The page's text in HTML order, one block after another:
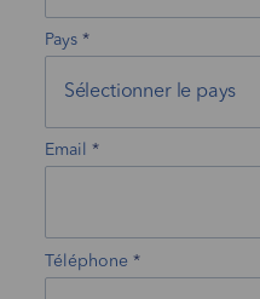
Pays
Email
Téléphone